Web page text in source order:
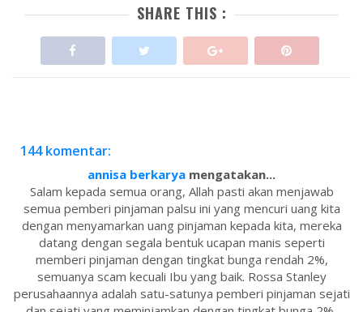
SHARE THIS :
144 komentar:
annisa berkarya mengatakan...
Salam kepada semua orang, Allah pasti akan menjawab
semua pemberi pinjaman palsu ini yang mencuri uang kita
dengan menyamarkan uang pinjaman kepada kita, mereka
datang dengan segala bentuk ucapan manis seperti
memberi pinjaman dengan tingkat bunga rendah 2%,
semuanya scam kecuali Ibu yang baik. Rossa Stanley
perusahaannya adalah satu-satunya pemberi pinjaman sejati